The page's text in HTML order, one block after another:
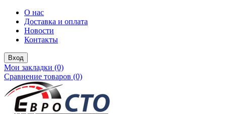
О нас
Доставка и оплата
Новости
Контакты
Вход
Мои закладки (0)
Сравнение товаров (0)